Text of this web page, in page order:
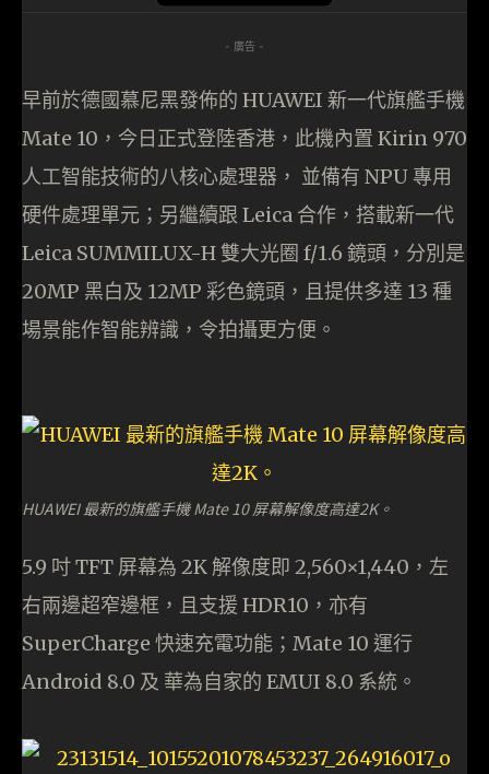
- 廣告 -
早前於德國慕尼黑發佈的 HUAWEI 新一代旗艦手機
Mate 10，今日正式登陸香港，此機內置 Kirin 970
人工智能技術的八核心處理器， 並備有 NPU 專用
硬件處理單元；另繼續跟 Leica 合作，搭載新一代
Leica SUMMILUX-H 雙大光圈 f/1.6 鏡頭，分別是
20MP 黑白及 12MP 彩色鏡頭，且提供多達 13 種
場景能作智能辨識，令拍攝更方便。
HUAWEI 最新的旗艦手機 Mate 10 屏幕解像度高達2K。
5.9 吋 TFT 屏幕為 2K 解像度即 2,560×1,440，左
右兩邊超窄邊框，且支援 HDR10，亦有
SuperCharge 快速充電功能；Mate 10 運行
Android 8.0 及 華為自家的 EMUI 8.0 系統。